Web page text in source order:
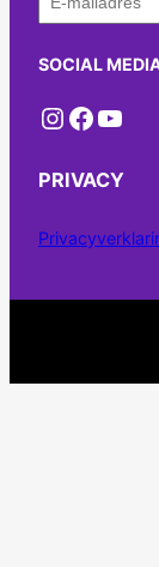
SOCIAL
Instagram Facebook YouTube
PRIVACY